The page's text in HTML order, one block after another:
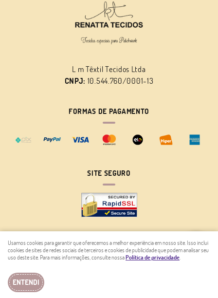
L m Têxtil Tecidos Ltda
CNPJ: 10.544.760/0001-13
FORMAS DE PAGAMENTO
SITE SEGURO
LOJA VIRTUAL CRIADA POR
Usamos cookies para garantir que oferecemos a melhor experiência em nosso site. Isso inclui
cookies de sites de redes sociais de terceiros e cookies de publicidade que podem analisar seu
uso deste site. Para mais informações, consulte nossaPolítica de privacidade.
ENTENDI